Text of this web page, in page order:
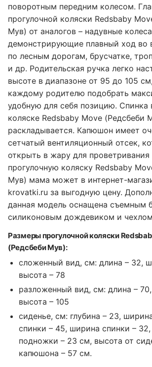
поворотным передним колесом.
прогулочной коляски Redsbaby
Мув) от аналогов – надувные
демонстрирующие плавный ход во
по лесным дорогам, брусчатке,
и др. Родительская ручка легко
высоте в диапазоне от 95 до 105
каждому родителю подобрать
удобную для себя позицию. Спинка
коляске Redsbaby Move (Редсбеби
раскладывается. Капюшон имеет
сетчатый вентиляционный отсек,
открыть в жару для проветривания
прогулочную коляску Redsbaby
Мув) мама может в интернет-
krovatki.ru за выгодную цену.
данная модель оснащена съемным
силиконовым дождевиком и
Размеры прогулочной коляски
(Редсбеби Мув):
сложенный вид, см: длина – 32,
высота – 78
разложенный вид, см: длина –
высота – 105
сиденье, см: глубина – 23,
спинки – 45, ширина спинки –
подножки – 23 см, высота от
капюшона – 57 см.